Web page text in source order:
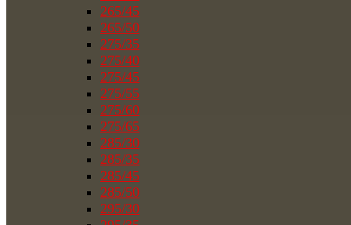
265/45
265/50
275/35
275/40
275/45
275/55
275/60
275/65
285/30
285/35
285/45
285/50
295/30